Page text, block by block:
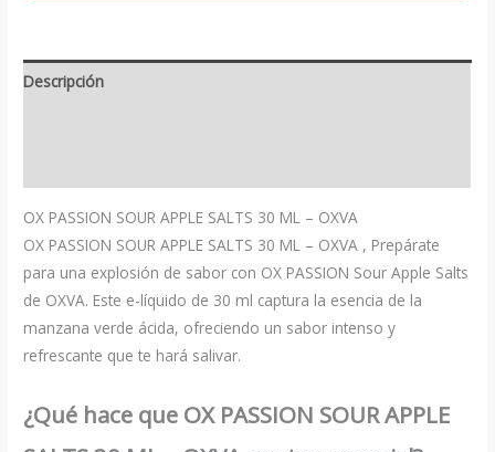
Descripción
OX PASSION SOUR APPLE SALTS 30 ML – OXVA
OX PASSION SOUR APPLE SALTS 30 ML – OXVA , Prepárate
para una explosión de sabor con OX PASSION Sour Apple Salts
de OXVA. Este e-líquido de 30 ml captura la esencia de la
manzana verde ácida, ofreciendo un sabor intenso y
refrescante que te hará salivar.
¿Qué hace que OX PASSION SOUR APPLE